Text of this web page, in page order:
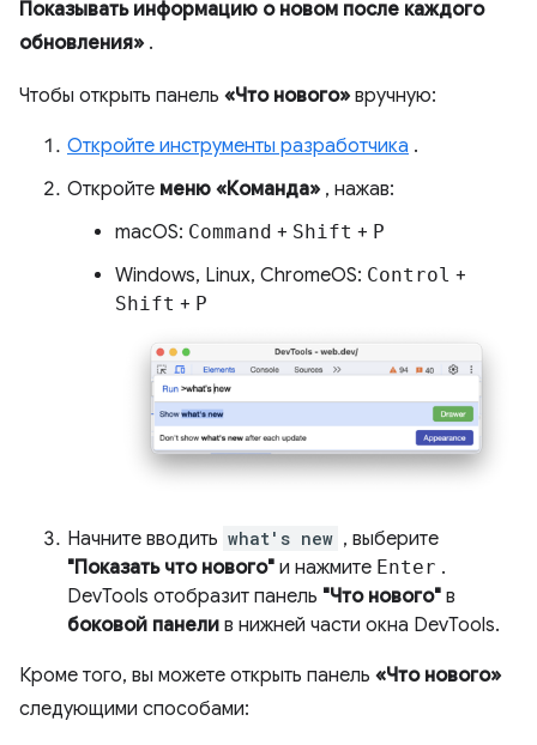
Показывать информацию о новом после каждого
обновления» .
Чтобы открыть панель «Что нового» вручную:
Откройте инструменты разработчика .
Откройте меню «Команда» , нажав:
macOS: Command + Shift + P
Windows, Linux, ChromeOS: Control +
Shift + P
Начните вводить what's new , выберите
"Показать что нового" и нажмите Enter .
DevTools отобразит панель "Что нового" в
боковой панели в нижней части окна DevTools.
Кроме того, вы можете открыть панель «Что нового»
следующими способами: